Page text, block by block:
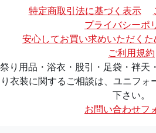
特定商取引法に基づく表示
プライバシーポ
安心してお買い求めいただくた
ご利用規約
祭り用品・浴衣・股引・足袋・袢天
り衣装に関するご相談は、ユニフォ
下さい。
お問い合わせフ